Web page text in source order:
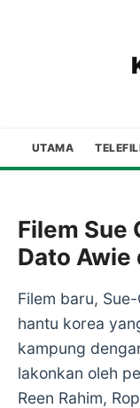
UTAMA
Filem Sue
Dato Awie
Filem baru,
hantu korea
kampung
lakonkan oleh
Reen Rahim,